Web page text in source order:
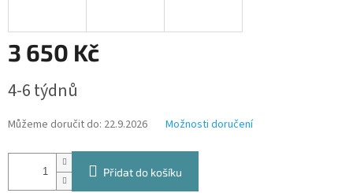
3 650 Kč
cena:
4-6 týdnů
Můžeme doručit do: 22.9.2026 Možnosti doručení
Přidat do košíku